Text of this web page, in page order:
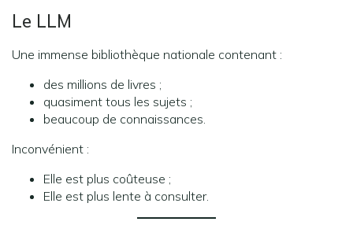
Le LLM
Une immense bibliothèque nationale contenant :
des millions de livres ;
quasiment tous les sujets ;
beaucoup de connaissances.
Inconvénient :
Elle est plus coûteuse ;
Elle est plus lente à consulter.